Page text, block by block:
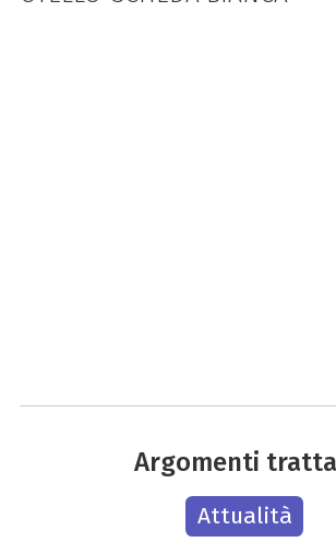
Argomenti
Attualità